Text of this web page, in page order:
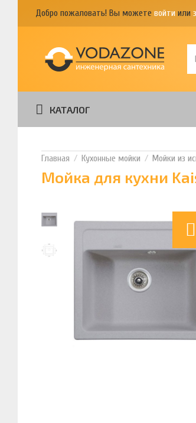
Добро пожаловать! Вы можете войти или
КАТАЛОГ
Кухонные мойки Мойки из
Мойка для кухни